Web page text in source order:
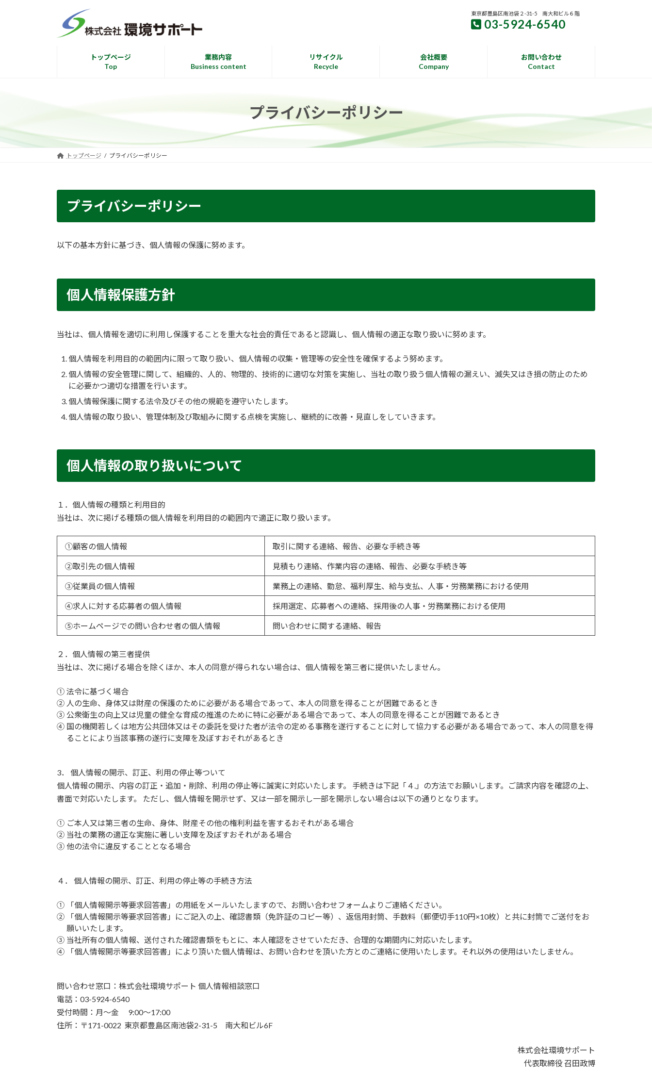
東京都豊島区南池袋２-31-5 南大和ビル６階
03-5924-6540
トップページ
Top
業務内容
Business content
リサイクル
Recycle
会社概要
Company
お問い合わせ
Contact
プライバシーポリシー
トップページ プライバシーポリシー
プライバシーポリシー
以下の基本方針に基づき、個人情報の保護に努めます。
個人情報保護方針
当社は、個人情報を適切に利用し保護することを重大な社会的責任であると認識し、個人情報の適正な取り扱いに努めます。
個人情報を利用目的の範囲内に限って取り扱い、個人情報の収集・管理等の安全性を確保するよう努めます。
個人情報の安全管理に関して、組織的、人的、物理的、技術的に適切な対策を実施し、当社の取り扱う個人情報の漏えい、滅失又はき損の防止のため
に必要かつ適切な措置を行います。
個人情報保護に関する法令及びその他の規範を遵守いたします。
個人情報の取り扱い、管理体制及び取組みに関する点検を実施し、継続的に改善・見直しをしていきます。
個人情報の取り扱いについて
１．個人情報の種類と利用目的
当社は、次に掲げる種類の個人情報を利用目的の範囲内で適正に取り扱います。
①顧客の個人情報 取引に関する連絡、報告、必要な手続き等
②取引先の個人情報 見積もり連絡、作業内容の連絡、報告、必要な手続き等
③従業員の個人情報 業務上の連絡、勤怠、福利厚生、給与支払、人事・労務業務における使用
④求人に対する応募者の個人情報 採用選定、応募者への連絡、採用後の人事・労務業務における使用
⑤ホームページでの問い合わせ者の個人情報 問い合わせに関する連絡、報告
２．個人情報の第三者提供
当社は、次に掲げる場合を除くほか、本人の同意が得られない場合は、個人情報を第三者に提供いたしません。
① 法令に基づく場合
② 人の生命、身体又は財産の保護のために必要がある場合であって、本人の同意を得ることが困難であるとき
③ 公衆衛生の向上又は児童の健全な育成の推進のために特に必要がある場合であって、本人の同意を得ることが困難であるとき
④ 国の機関若しくは地方公共団体又はその委託を受けた者が法令の定める事務を遂行することに対して協力する必要がある場合であって、本人の同意を得
ることにより当該事務の遂行に支障を及ぼすおそれがあるとき
3． 個人情報の開示、訂正、利用の停止等ついて
個人情報の開示、内容の訂正・追加・削除、利用の停止等に誠実に対応いたします。 手続きは下記「４.」の方法でお願いします。ご請求内容を確認の上、
書面で対応いたします。 ただし、個人情報を開示せず、又は一部を開示し一部を開示しない場合は以下の通りとなります。
① ご本人又は第三者の生命、身体、財産その他の権利利益を害するおそれがある場合
② 当社の業務の適正な実施に著しい支障を及ぼすおそれがある場合
③ 他の法令に違反することとなる場合
４． 個人情報の開示、訂正、利用の停止等の手続き方法
①
「個人情報開示等要求回答書」の用紙をメールいたしますので、お問い合わせフォームよりご連絡ください。
②
「個人情報開示等要求回答書」にご記入の上、確認書類（免許証のコピー等）、返信用封筒、手数料（郵便切手110円×10枚）と共に封筒でご送付をお
願いいたします。
③ 当社所有の個人情報、送付された確認書類をもとに、本人確認をさせていただき、合理的な期間内に対応いたします。
④
「個人情報開示等要求回答書」により頂いた個人情報は、お問い合わせを頂いた方とのご連絡に使用いたします。それ以外の使用はいたしません。
問い合わせ窓口：株式会社環境サポート 個人情報相談窓口
電話：03-5924-6540
受付時間：月～金 9:00～17:00
住所：〒171-0022 東京都豊島区南池袋2-31-5 南大和ビル6F
株式会社環境サポート
代表取締役 召田政博